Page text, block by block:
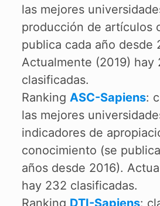
las mejores
producción de artículos
publica cada año desde
Actualmente (2019) hay
clasificadas.
Ranking ASC-Sapiens:
las mejores
indicadores de
conocimiento (se
años desde 2016).
hay 232 clasificadas.